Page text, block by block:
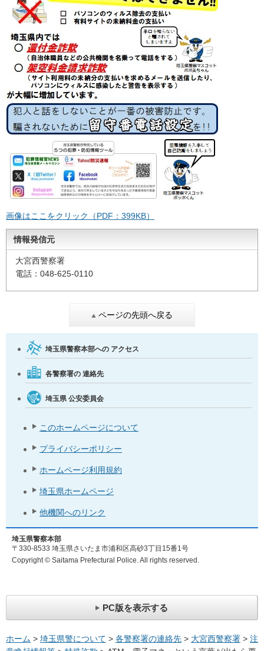
画像はここをクリック（PDF：399KB）
情報発信元
大宮西警察署
電話：048-625-0110
ページの先頭へ戻る
埼玉県警察本部への アクセス
各警察署の 連絡先
埼玉県 公安委員会
このホームページについて
プライバシーポリシー
ホームページ利用規約
埼玉県ホームページ
他機関へのリンク
埼玉県警察本部
〒330-8533 埼玉県さいたま市浦和区高砂3丁目15番1号
Copyright © Saitama Prefectural Police. All rights reserved.
PC版を表示する
ホーム > 埼玉県警について > 各警察署の連絡先 > 大宮西警察署 > 注